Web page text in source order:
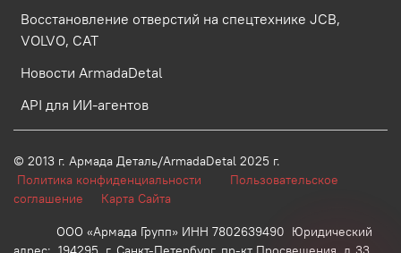
Восстановление отверстий на спецтехнике JCB,
VOLVO, CAT
Новости ArmadaDetal
API для ИИ-агентов
© 2013 г. Армада Деталь/ArmadaDetal 2025 г.
Политика конфиденциальности
Пользовательское
соглашение Карта Сайта
ООО «Армада Групп» ИНН 7802639490 Юридический